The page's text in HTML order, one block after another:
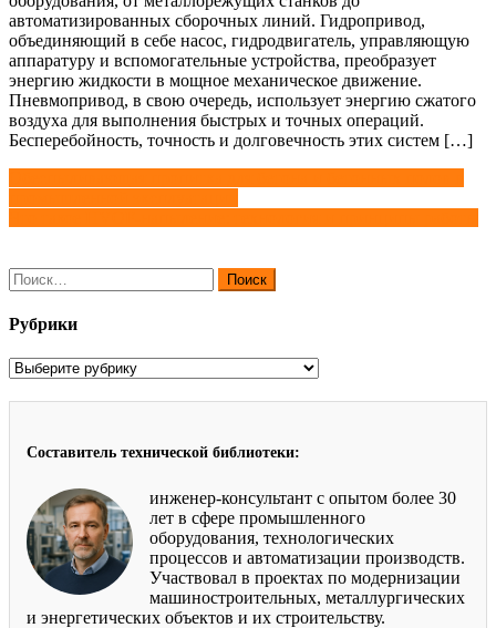
автоматизированных сборочных линий. Гидропривод,
объединяющий в себе насос, гидродвигатель, управляющую
аппаратуру и вспомогательные устройства, преобразует
энергию жидкости в мощное механическое движение.
Пневмопривод, в свою очередь, использует энергию сжатого
воздуха для выполнения быстрых и точных операций.
Бесперебойность, точность и долговечность этих систем […]
Навигация
по
Найти:
Рубрики
Рубрики
Составитель технической библиотеки:
инженер-консультант с опытом более 30
лет в сфере промышленного
оборудования, технологических
процессов и автоматизации производств.
Участвовал в проектах по модернизации
машиностроительных, металлургических
и энергетических объектов и их строительству.